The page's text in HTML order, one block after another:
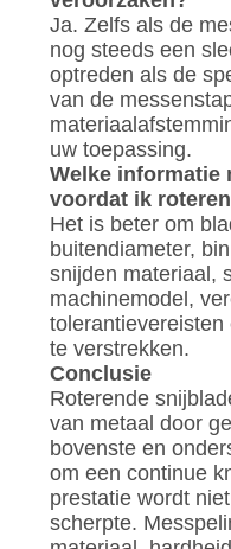
Ja. Zelfs als de
nog steeds een
optreden als de
van de
uw toepassing.
Welke informatie
voordat ik
Het is beter om
buitendiameter,
snijden materiaal,
machinemodel,
te verstrekken.
Conclusie
Roterende
van metaal door
bovenste en
om een ​​continue
prestatie wordt
scherpte.